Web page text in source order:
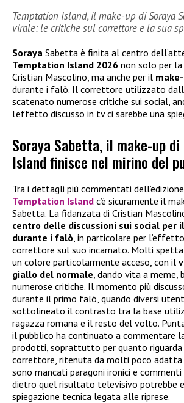
Temptation Island, il make-up di Soraya
virale: le critiche sul correttore e la sua
Soraya Sabetta è finita al centro
Temptation Island 2026 non solo per
Cristian Mascolino, ma anche per il
durante i falò. Il correttore utilizzato
scatenato numerose critiche sui social,
l’effetto discusso in tv ci sarebbe una
Soraya Sabetta, il make-up
Island finisce nel mirino del
Tra i dettagli più commentati
Temptation Island c’è sicuramente il
Sabetta. La fidanzata di Cristian
centro delle discussioni sui social per
durante i falò , in particolare per
correttore sul suo incarnato. Molti
un colore particolarmente acceso, con il
giallo del normale , dando vita a
numerose critiche. Il momento più
durante il primo falò, quando diversi
sottolineato il contrasto tra la base
ragazza romana e il resto del volto.
il pubblico ha continuato a commentare
prodotti, soprattutto per quanto
correttore, ritenuta da molti poco adatta
sono mancati paragoni ironici e commenti
dietro quel risultato televisivo potrebbe
spiegazione tecnica legata alle riprese.